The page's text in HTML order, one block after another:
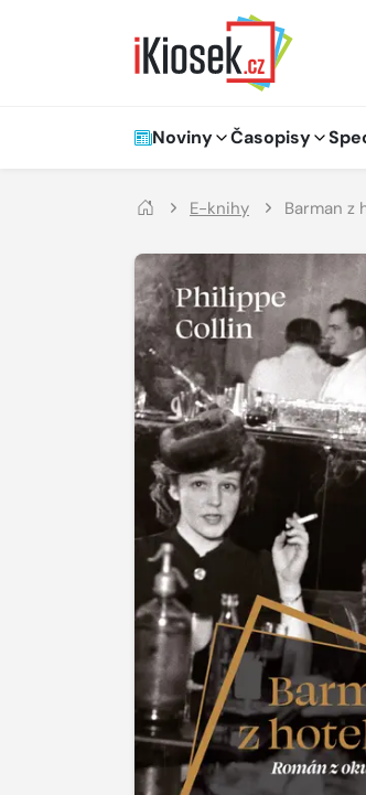
Hlavní navigace
Noviny Časopisy
E-knihy Barman z